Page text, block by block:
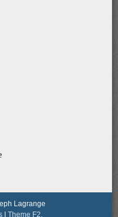
Lagrange
| Theme F2.